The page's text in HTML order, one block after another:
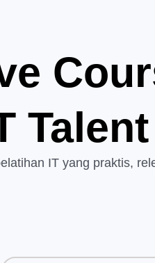
Talent
IT yang praktis,